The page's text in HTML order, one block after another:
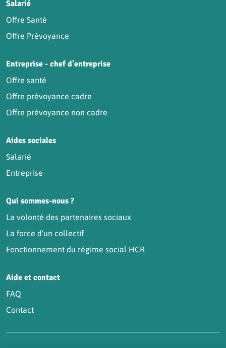
Salarié
Offre Santé
Offre Prévoyance
Entreprise - chef d'entreprise
Offre santé
Offre prévoyance cadre
Offre prévoyance non cadre
Aides sociales
Salarié
Entreprise
Qui sommes-nous ?
La volonté des partenaires sociaux
La force d'un collectif
Fonctionnement du régime social HCR
Aide et contact
FAQ
Contact